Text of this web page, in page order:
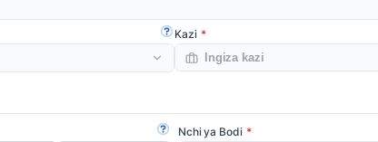
Fungua mwongozo
Kazi
Fungua mwongozo
Nchi ya Bodi